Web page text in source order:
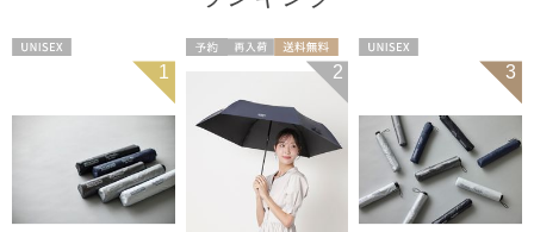
1
送料無料 2 3